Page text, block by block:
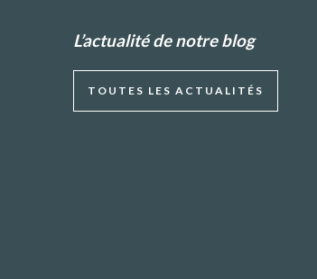
L’actualité de notre blog
TOUTES LES ACTUALITÉS